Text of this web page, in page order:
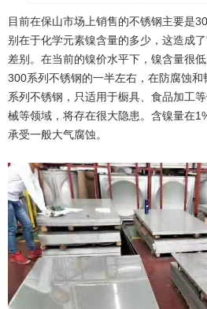
目前在保山市场上销售的不锈钢主要是
别在于化学元素镍含量的多少，这造成
差别。在当前的镍价水平下，镍含量很
300系列不锈钢的一半左右，在防腐蚀
系列不锈钢，只适用于橱具、食品加工
械等领域，将存在很大隐患。含镍量在
承受一般大气腐蚀。